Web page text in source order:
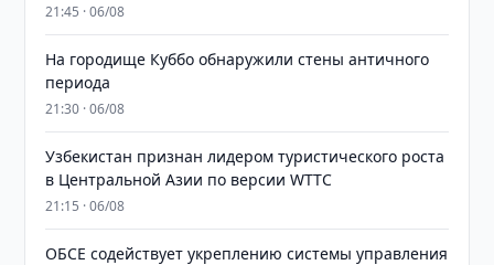
21:45 · 06/08
На городище Куббо обнаружили стены античного
периода
21:30 · 06/08
Узбекистан признан лидером туристического роста
в Центральной Азии по версии WTTC
21:15 · 06/08
ОБСЕ содействует укреплению системы управления